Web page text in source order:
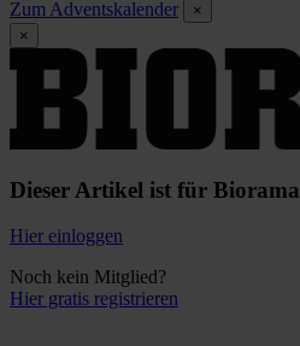
Zum Adventskalender
×
×
Dieser Artikel ist für
Hier einloggen
Noch kein Mitglied?
Hier gratis registrieren